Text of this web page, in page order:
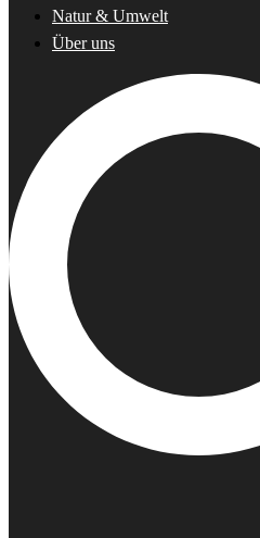
Natur & Umwelt
Über uns